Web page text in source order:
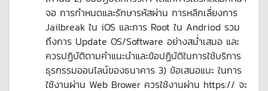
จอ การกำหนดและรักษารหัสผ่าน การหลีกเลี่ยงการ
Jailbreak ใน iOS และการ Root ใน Andriod รวม
ถึงการ Update OS/Software อย่างสม่ำเสมอ และ
ควรปฏิบัติตามคำแนะนำและข้อปฏิบัติในการใช้บริการ
ธุรกรรมออนไลน์ของธนาคาร 3) ข้อเสนอแนะ ในการ
ใช้งานผ่าน Web Brower ควรใช้งานผ่าน https:// จะ